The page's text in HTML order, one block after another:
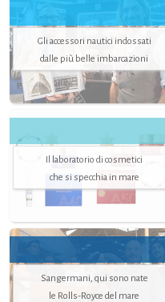
Gli accessori nautici indossati
dalle più belle imbarcazioni
Il laboratorio di cosmetici
che si specchia in mare
Sangermani, qui sono nate
le Rolls-Royce del mare